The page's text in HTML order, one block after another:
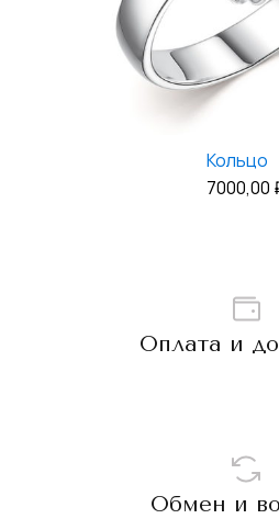
Кольцо
7000,00
Оплата и
Обмен и